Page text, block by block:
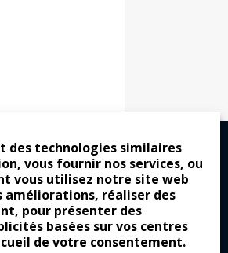
des technologies similaires
vous fournir nos services, ou
vous utilisez notre site web
améliorations, réaliser des
pour présenter des
basées sur vos centres
de votre consentement.